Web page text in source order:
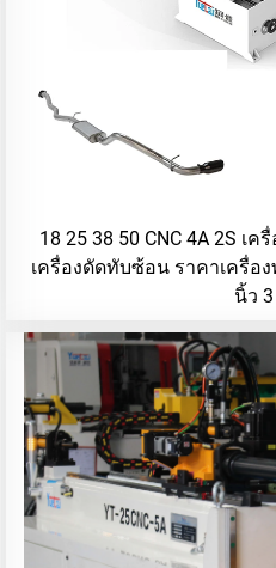
18 25 38 50 CNC 4A 2S เ
เครื่องดัดทับซ้อน ราคาเครื่อ
นิ้ว